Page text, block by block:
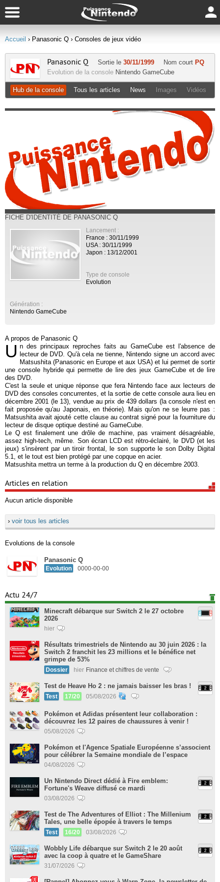
Accueil › Panasonic Q › Consoles de jeux vidéo
Panasonic Q Sortie le 30/11/1999 Nom court PQ
Evolution de la console Nintendo GameCube
Hub de la console Tous les articles News Images Vidéos
FICHE D'IDENTITÉ DE PANASONIC Q
Lancement :
France : 30/11/1999
USA : 30/11/1999
Japon : 13/12/2001
Type de console
Evolution
Génération :
Nintendo GameCube
A propos de Panasonic Q
U n des principaux reproches faits au GameCube est l'absence de
lecteur de DVD. Qu'à cela ne tienne, Nintendo signe un accord avec
Matsushita (Panasonic en Europe et aux USA) et lui permet de sortir
une console hybride qui permette de lire des jeux GameCube et de lire
des DVD.
C'est la seule et unique réponse que fera Nintendo face aux lecteurs de
DVD des consoles concurrentes, et la sortie de cette console aura lieu en
décembre 2001 (le 13), vendue au prix de 439 dollars (la console n'est en
fait proposée qu'au Japonais, en théorie). Mais qu'on ne se leurre pas :
Matsushita avait ajouté cette clause au contrat signé pour la fourniture du
lecteur de disque optique destiné au GameCube.
Le Q est finalement une drôle de machine, pas vraiment désagréable,
assez high-tech, même. Son écran LCD est rétro-éclairé, le DVD (et les
jeux) s'insèrent par un tiroir frontal, le son supporte le son Dolby Digital
5.1, et le tout est bien protégé par une copque en acier.
Matsushita mettra un terme à la production du Q en décembre 2003.
Articles en relation
Aucun article disponible
› voir tous les articles
Evolutions de la console
Panasonic Q
Evolution 0000-00-00
Actu 24/7
Minecraft débarque sur Switch 2 le 27 octobre
2026
hier
Résultats trimestriels de Nintendo au 30 juin 2026 : la
Switch 2 franchit les 23 millions et le bénéfice net
grimpe de 53%
Dossier hier Finance et chiffres de vente
Test de Heave Ho 2 : ne jamais baisser les bras !
Test 17/20 05/08/2026
Pokémon et Adidas présentent leur collaboration :
découvrez les 12 paires de chaussures à venir !
05/08/2026
Pokémon et l'Agence Spatiale Européenne s’associent
pour célébrer la Semaine mondiale de l’espace
04/08/2026
Un Nintendo Direct dédié à Fire emblem:
Fortune's Weave diffusé ce mardi
03/08/2026
Test de The Adventures of Elliot : The Millenium
Tales, une belle épopée à travers le temps
Test 16/20 03/08/2026
Wobbly Life débarque sur Switch 2 le 20 août
avec la coop à quatre et le GameShare
31/07/2026